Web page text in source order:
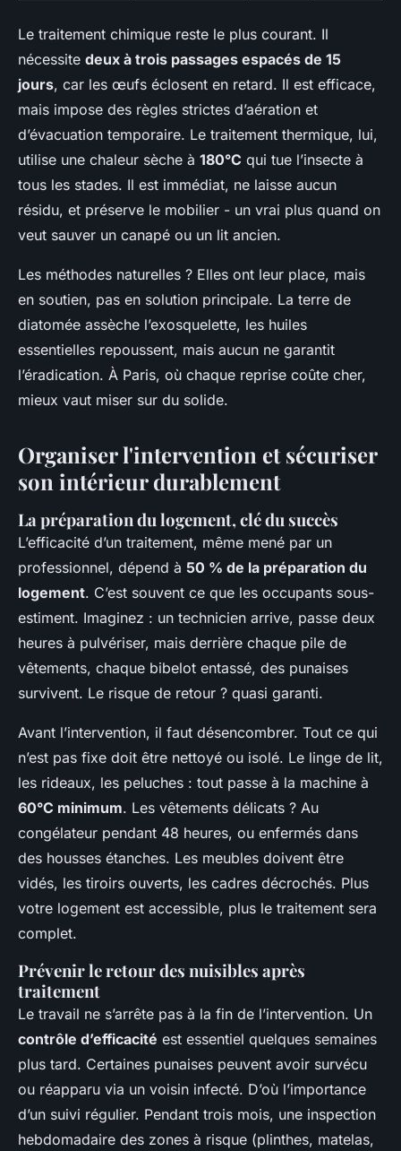
Le traitement chimique reste le plus courant. Il
nécessite deux à trois passages espacés de 15
jours, car les œufs éclosent en retard. Il est efficace,
mais impose des règles strictes d’aération et
d’évacuation temporaire. Le traitement thermique, lui,
utilise une chaleur sèche à 180°C qui tue l’insecte à
tous les stades. Il est immédiat, ne laisse aucun
résidu, et préserve le mobilier - un vrai plus quand on
veut sauver un canapé ou un lit ancien.
Les méthodes naturelles ? Elles ont leur place, mais
en soutien, pas en solution principale. La terre de
diatomée assèche l’exosquelette, les huiles
essentielles repoussent, mais aucun ne garantit
l’éradication. À Paris, où chaque reprise coûte cher,
mieux vaut miser sur du solide.
Organiser l'intervention et sécuriser
son intérieur durablement
La préparation du logement, clé du succès
L’efficacité d’un traitement, même mené par un
professionnel, dépend à 50 % de la préparation du
logement. C’est souvent ce que les occupants sous-
estiment. Imaginez : un technicien arrive, passe deux
heures à pulvériser, mais derrière chaque pile de
vêtements, chaque bibelot entassé, des punaises
survivent. Le risque de retour ? quasi garanti.
Avant l’intervention, il faut désencombrer. Tout ce qui
n’est pas fixe doit être nettoyé ou isolé. Le linge de lit,
les rideaux, les peluches : tout passe à la machine à
60°C minimum. Les vêtements délicats ? Au
congélateur pendant 48 heures, ou enfermés dans
des housses étanches. Les meubles doivent être
vidés, les tiroirs ouverts, les cadres décrochés. Plus
votre logement est accessible, plus le traitement sera
complet.
Prévenir le retour des nuisibles après
traitement
Le travail ne s’arrête pas à la fin de l’intervention. Un
contrôle d’efficacité est essentiel quelques semaines
plus tard. Certaines punaises peuvent avoir survécu
ou réapparu via un voisin infecté. D’où l’importance
d’un suivi régulier. Pendant trois mois, une inspection
hebdomadaire des zones à risque (plinthes, matelas,